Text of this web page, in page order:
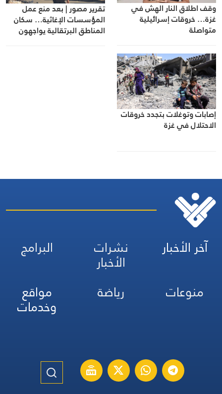
وقف اطلاق النار الهش في
غزة… خروقات إسرائيلية
متواصلة
تقرير مصور | بعد منع عمل
المؤسسات الإغاثية… سكان
المناطق البرتقالية يواجهون
إصابات وتوغلات بتجدد خروقات
الاحتلال في غزة
آخر الأخبار نشرات
الأخبار
البرامج
منوعات
رياضة مواقع
وخدمات